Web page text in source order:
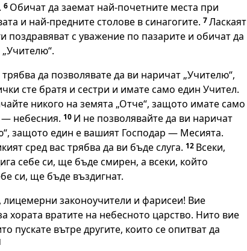
6 Обичат да заемат най-почетните места при
и най-предните столове в синагогите. 7Ласкаят
поздравяват с уважение по пазарите и обичат да
да позволявате да ви наричат „Учителю“,
сте братя и сестри и имате само един Учител.
никого на земята „Отче“, защото имате само
небесния. 10 И не позволявайте да ви наричат
защото един е вашият Господар — Месията.
сред вас трябва да ви бъде слуга. 12 Всеки,
себе си, ще бъде смирен, а всеки, който
си, ще бъде въздигнат.
лицемерни законоучители и фарисеи! Вие
хората вратите на небесното царство. Нито вие
пускате вътре другите, които се опитват да